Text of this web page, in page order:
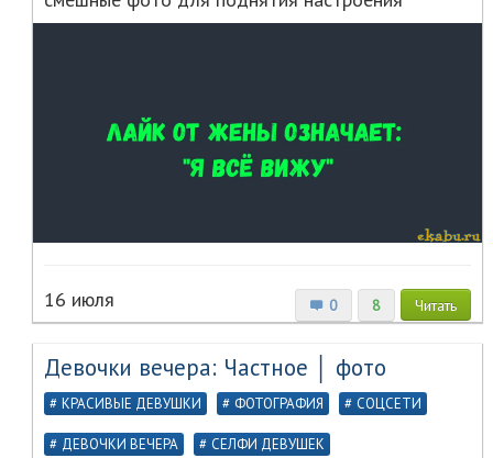
0 8 Читать
16 июля
Девочки вечера: Частное │ фото
КРАСИВЫЕ ДЕВУШКИ ФОТОГРАФИЯ СОЦСЕТИ
ДЕВОЧКИ ВЕЧЕРА СЕЛФИ ДЕВУШЕК